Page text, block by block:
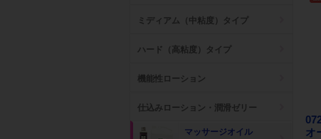
ミディアム（中粘度）タイプ
ハード（高粘度）タイプ
機能性ローション
仕込みローション・潤滑ゼリー
マッサージオイル
オ